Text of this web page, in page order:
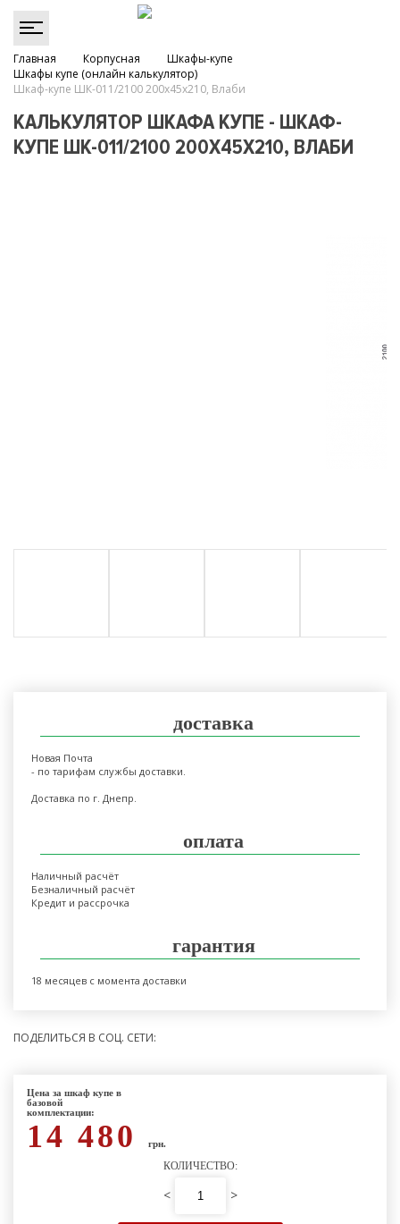
Главная Корпусная
Шкафы-купе
Шкафы купе (онлайн калькулятор)
Шкаф-купе ШК-011/2100 200х45х210, Влаби
КАЛЬКУЛЯТОР ШКАФА КУПЕ - ШКАФ-
КУПЕ ШК-011/2100 200Х45Х210, ВЛАБИ
доставка
Новая Почта
- по тарифам службы доставки.
Доставка по г. Днепр.
оплата
Наличный расчёт
Безналичный расчёт
Кредит и рассрочка
гарантия
18 месяцев с момента доставки
ПОДЕЛИТЬСЯ В СОЦ. СЕТИ:
Цена за шкаф купе в
базовой
комплектации:
14 480 грн.
КОЛИЧЕСТВО:
< >